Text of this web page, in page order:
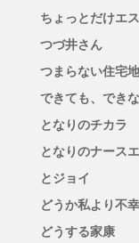
ちょっとだけエ
つづ井さん
つまらない住宅
できても、でき
となりのチカラ
となりのナース
とジョイ
どうか私より不
どうする家康